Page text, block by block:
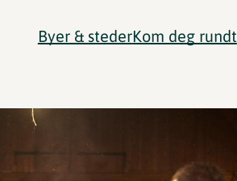
Byer & stederKom deg rundt